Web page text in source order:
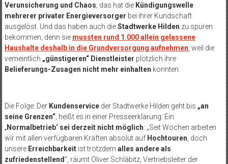
Verunsicherung und Chaos; das hat die Kündigungswelle
mehrerer privater Energieversorger bei ihrer Kundschaft
ausgelöst. Und das haben auch dieStadtwerke Hilden zu spüren
bekommen, denn sie mussten rund 1.000 allein gelassene
Haushalte deshalb in die Grundversorgung aufnehmen , weil die
vemeintlich „günstigeren“ Dienstleister plötzlich ihre
Belieferungs-Zusagen nicht mehr einhalten konnten.
Die Folge: Der Kundenserviceder Stadtwerke Hilden geht bis „an
seine Grenzen“, heißt es in einer Presseerklärung. Ein
‚Normalbetrieb‘ sei derzeit nicht möglich: „Seit Wochen arbeiten
wir mit allen verfügbaren Kräften absolut auf Hochtouren , doch
unsere Erreichbarkeitist trotzdem alles andere als
zufriedenstellend“, räumt Oliver Schläbitz, Vertriebsleiter der